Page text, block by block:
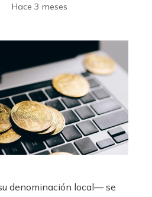
Hace 3 meses
denominación local— se